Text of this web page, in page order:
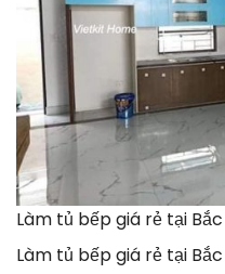
Làm tủ bếp giá rẻ tại
Làm tủ bếp giá rẻ tại